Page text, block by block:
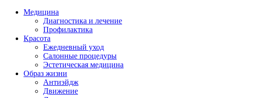
Медицина
Диагностика и лечение
Профилактика
Красота
Ежедневный уход
Салонные процедуры
Эстетическая медицина
Образ жизни
Антиэйдж
Движение